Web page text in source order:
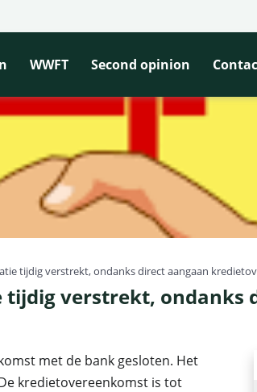
WWFT Second opinion
tijdig verstrekt, ondanks direct aangaan
verstrekt, ondanks
met de bank gesloten. Het
kredietovereenkomst is tot